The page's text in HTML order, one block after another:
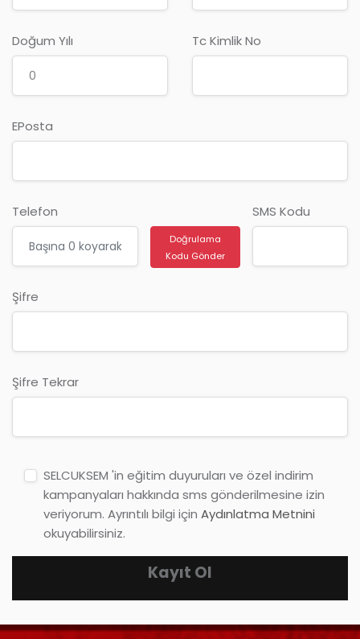
Doğum Yılı Tc Kimlik No
EPosta
Telefon
Doğrulama
Kodu Gönder
SMS Kodu
Şifre
Şifre Tekrar
SELCUKSEM 'in eğitim duyuruları ve özel indirim
kampanyaları hakkında sms gönderilmesine izin
veriyorum. Ayrıntılı bilgi için Aydınlatma Metnini
okuyabilirsiniz.
Kayıt Ol